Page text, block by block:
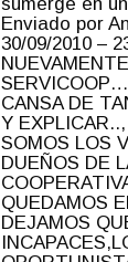
Enviado por
30/09/2010 –
NUEVAMENTE
CANSA DE
Y
SOMOS LOS
DUEÑOS DE
QUEDAMOS
DEJAMOS